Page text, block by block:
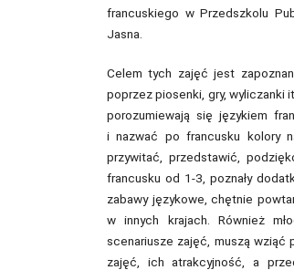
francuskiego w Przedszkolu
Jasna.
Celem tych zajęć jest
poprzez piosenki, gry, wyliczanki
porozumiewają się językiem
i nazwać po francusku kolory
przywitać, przedstawić,
francusku od 1-3, poznały
zabawy językowe, chętnie
w innych krajach. Również
scenariusze zajęć, muszą
zajęć, ich atrakcyjność, a